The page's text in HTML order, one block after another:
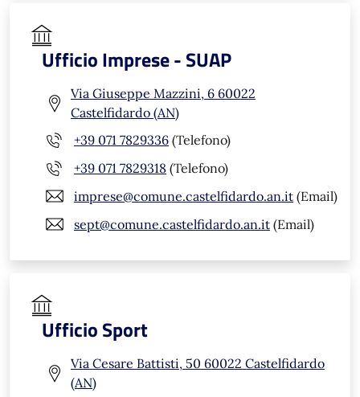
Ufficio Imprese - SUAP
Via Giuseppe Mazzini, 6 60022
Castelfidardo (AN)
+39 071 7829336 (Telefono)
+39 071 7829318 (Telefono)
imprese@comune.castelfidardo.an.it (Email)
sept@comune.castelfidardo.an.it (Email)
Ufficio Sport
Via Cesare Battisti, 50 60022 Castelfidardo
(AN)